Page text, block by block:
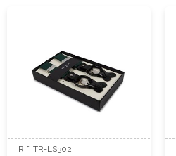
Rif: TR-LS302